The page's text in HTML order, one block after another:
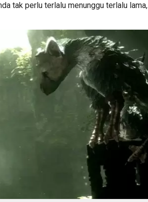
tak perlu terlalu menunggu terlalu lama,